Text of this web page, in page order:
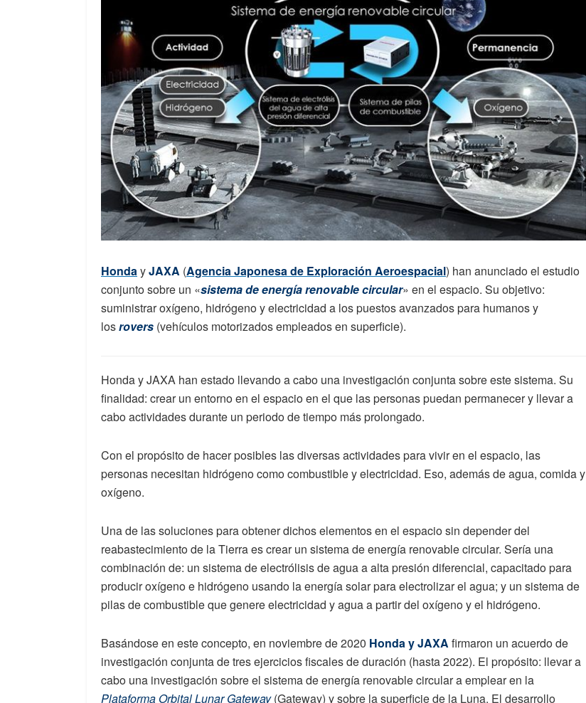
HondayJAXA (Agencia Japonesa de Exploración Aeroespacial) han anunciado el estudio
conjunto sobre un «sistema de energía renovable circular» en el espacio. Su objetivo:
suministrar oxígeno, hidrógeno y electricidad a los puestos avanzados para humanos y
losrovers (vehículos motorizados empleados en superficie).
Honda y JAXA han estado llevando a cabo una investigación conjunta sobre este sistema. Su
finalidad: crear un entorno en el espacio en el que las personas puedan permanecer y llevar a
cabo actividades durante un periodo de tiempo más prolongado.
Con el propósito de hacer posibles las diversas actividades para vivir en el espacio, las
personas necesitan hidrógeno como combustible y electricidad. Eso, además de agua, comida y
oxígeno.
Una de las soluciones para obtener dichos elementos en el espacio sin depender del
reabastecimiento de la Tierra es crear un sistema de energía renovable circular. Sería una
combinación de: un sistema de electrólisis de agua a alta presión diferencial, capacitado para
producir oxígeno e hidrógeno usando la energía solar para electrolizar el agua; y un sistema de
pilas de combustible que genere electricidad y agua a partir del oxígeno y el hidrógeno.
Basándose en este concepto, en noviembre de 2020 Honda y JAXA firmaron un acuerdo de
investigación conjunta de tres ejercicios fiscales de duración (hasta 2022). El propósito: llevar a
cabo una investigación sobre el sistema de energía renovable circular a emplear en la
Plataforma Orbital Lunar Gateway(Gateway) y sobre la superficie de la Luna. El desarrollo